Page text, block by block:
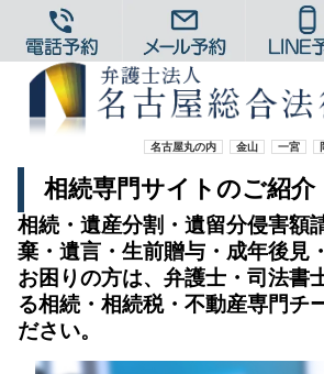
名古屋丸の内 金山 一宮
相続専門サイトのご紹介
相続・遺産分割・遺留分侵害額
棄・遺言・生前贈与・成年後見
お困りの方は、弁護士・司法書
る相続・相続税・不動産専門チ
ださい。